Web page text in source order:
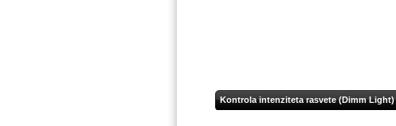
Kontrola intenziteta rasvete (Dimm Light)